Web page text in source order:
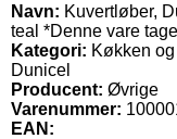
Navn: Kuvertløber,
teal *Denne vare
Kategori: Køkken
Dunicel
Producent: Øvrige
Varenummer:
EAN: